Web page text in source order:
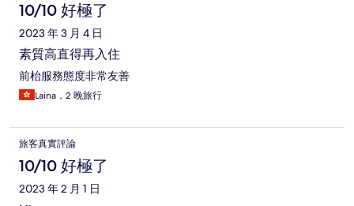
10/10 好極了
2023 年 3 月 4 日
素質高直得再入住
前枱服務態度非常友善
Laina，2 晚旅行
旅客真實評論
10/10 好極了
2023 年 2 月 1 日